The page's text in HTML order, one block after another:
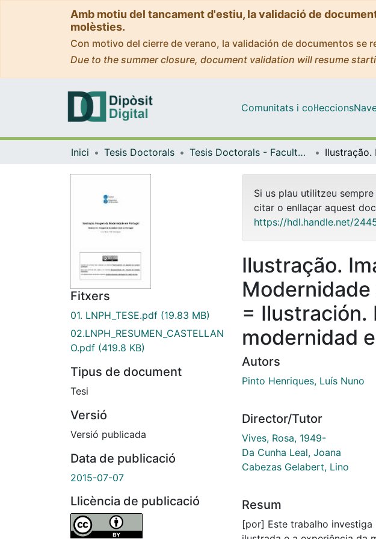
Amb motiu del tancament d'estiu, la validació de
molèsties.
Con motivo del cierre de verano, la validación de documentos
Due to the summer closure, document validation will resume
Comunitats i col·leccions
Inici Tesis Doctorals Tesis Doctorals - Facultat - Belles Arts
Fitxers
01. LNPH_TESE.pdf (19.83 MB)
02.LNPH_RESUMEN_CASTELLAN
O.pdf (419.8 KB)
Tipus de document
Tesi
Versió
Versió publicada
Data de publicació
2015-07-07
Llicència de publicació
Si us plau utilitzeu
citar o enllaçar aquest
https://hdl.handle.net/
Ilustração.
= Ilustración.
modernidad
Autors
Pinto Henriques, Luís Nuno
Director/Tutor
Vives, Rosa, 1949-
Da Cunha Leal, Joana
Cabezas Gelabert, Lino
Resum
[por] Este trabalho investiga a relação entre a imagem